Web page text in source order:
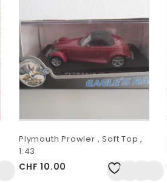
Plymouth Prowler , Soft Top ,
1:43
CHF 10.00